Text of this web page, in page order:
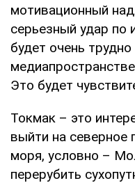
мотивационный
серьезный удар по
будет очень
Это будет
Токмак – это
выйти на северное
моря, условно –
перерубить